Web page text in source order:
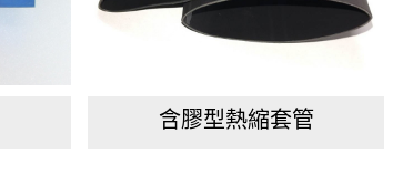
含膠型熱縮套管